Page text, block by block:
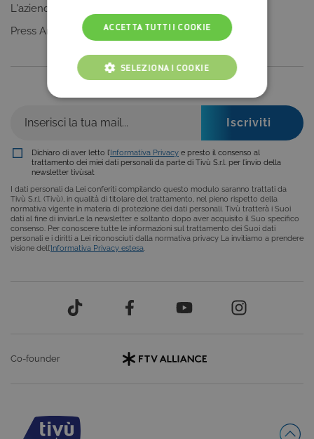
L'azienda
Press Area
Dichiaro di aver letto l’Informativa Privacy e presto il consenso al
trattamento dei miei dati personali da parte di Tivù S.r.l. per l’invio della
newsletter tivùsat
I dati personali da Lei conferiti compilando questo modulo saranno trattati da
Tivù S.r.l. (Tivù), in qualità di titolare del trattamento, nel pieno rispetto della
normativa vigente in materia di protezione dei dati personali. Tivù tratterà i Suoi
dati al fine di inviarLe la newsletter e soltanto dopo aver acquisito il Suo specifico
consenso. Per conoscere tutte le informazioni sul trattamento dei Suoi dati
personali e i diritti a Lei riconosciuti dalla normativa privacy La invitiamo a prendere
visione dell’Informativa Privacy estesa
Co-founder
ACCETTA TUTTI I COOKIE
SELEZIONA I COOKIE
COOKIE TECNICI
COOKIE ANALITICI
COOKIE DI PROFILAZIONE
FUNZIONALITÀ
Cookie tecnici
funzionamento del nostro sito e non possono
essere disattivati. Vengono impostati solo in
servizi ai sensi di legge, come la corretta
visualizzazione del sito e dei suoi contenuti.
bloccare i cookie tecnici o essere avvisati
riguardo alla loro installazione, ma in tal caso